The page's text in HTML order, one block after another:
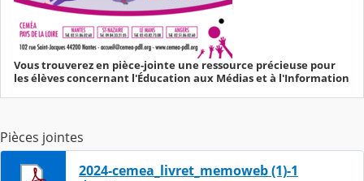
Vous trouverez en pièce-jointe une ressource précieuse pour
les élèves concernant l'Éducation aux Médias et à l'Information
Pièces jointes
2024-cemea_livret_memoweb (1)-1